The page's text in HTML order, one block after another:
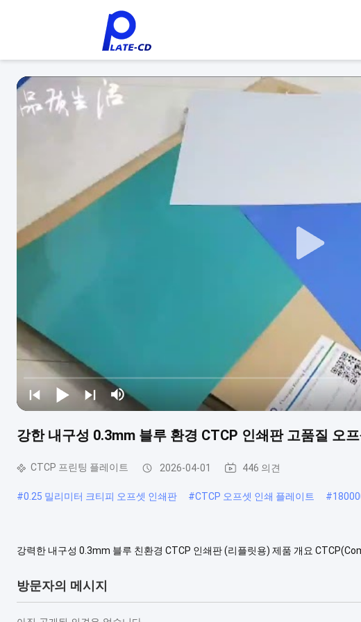
강한 내구성 0.3mm 블루 환경 CTCP 인쇄판 고품질 오
CTCP 프린팅 플레이트 2026-04-01 446 의견
#0.25 밀리미터 크티피 오프셋 인쇄판 #CTCP 오프셋 인쇄 플레이트 #
강력한 내구성 0.3mm 블루 친환경 CTCP 인쇄판 (리플릿용) 제품 개요
통해 인쇄판으로 전송합니다. 사양 두께 0....
방문자의 메시지